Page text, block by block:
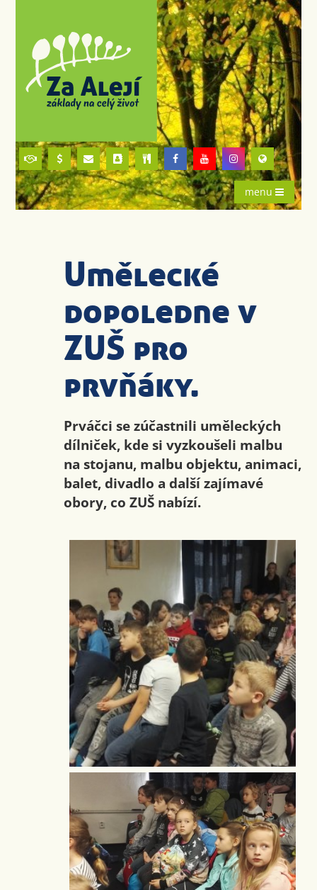
menu
Umělecké
dopoledne v
ZUŠ pro
prvňáky.
Prváčci se zúčastnili uměleckých
dílniček, kde si vyzkoušeli malbu
na stojanu, malbu objektu, animaci,
balet, divadlo a další zajímavé
obory, co ZUŠ nabízí.